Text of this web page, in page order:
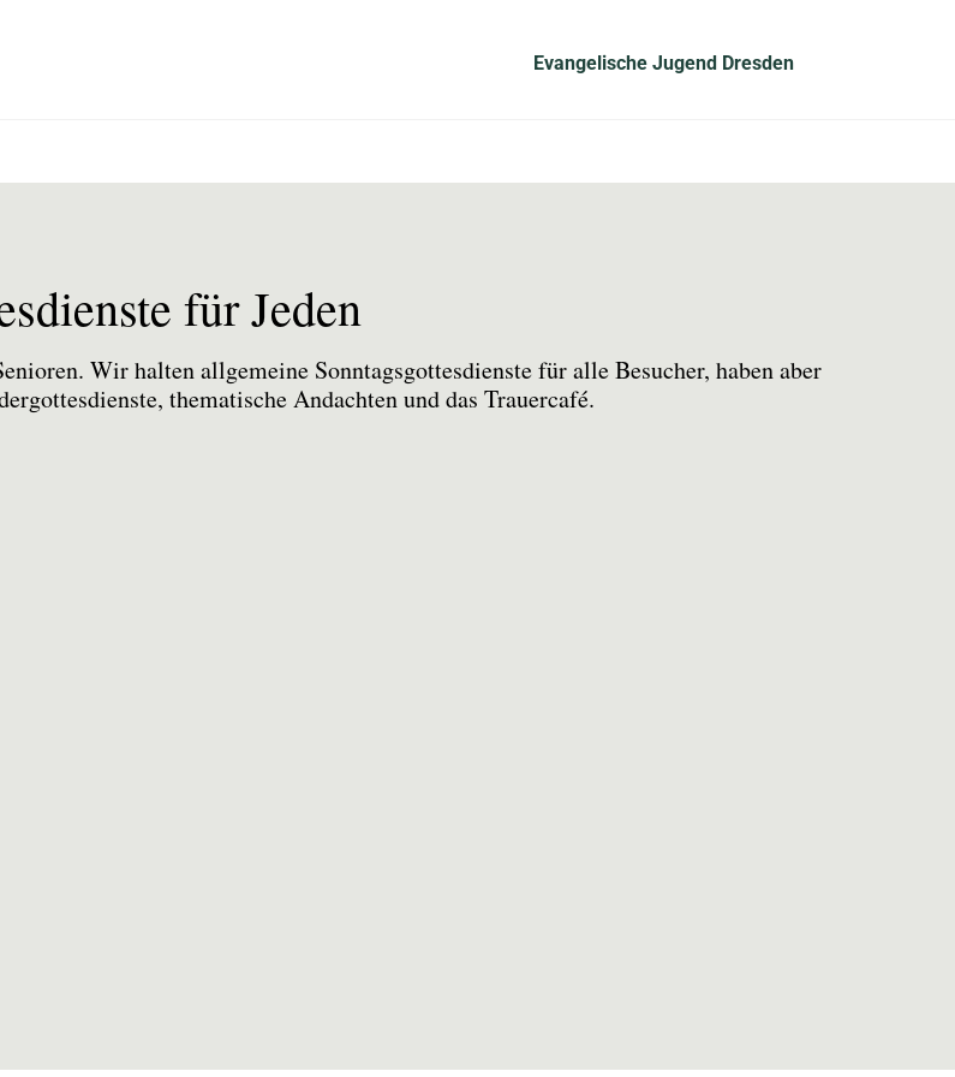
Evangelische Jugend Dresden
für Jeden
Wir halten allgemeine Sonntagsgottesdienste für alle Besucher, haben aber
thematische Andachten und das Trauercafé.